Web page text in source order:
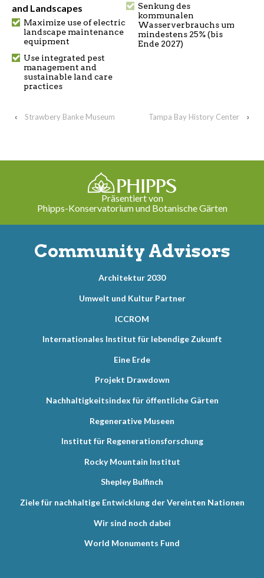
and Landscapes
Maximize use of electric
landscape maintenance
equipment
Use integrated pest
management and
sustainable land care
practices
Senkung des
kommunalen
Wasserverbrauchs um
mindestens 25% (bis
Ende 2027)
‹ Strawbery Banke Museum Tampa Bay History Center ›
Präsentiert von
Phipps-Konservatorium und Botanische Gärten
Community Advisors
Architektur 2030
Umwelt und Kultur Partner
ICCROM
Internationales Institut für lebendige Zukunft
Eine Erde
Projekt Drawdown
Nachhaltigkeitsindex für öffentliche Gärten
Regenerative Museen
Institut für Regenerationsforschung
Rocky Mountain Institut
Shepley Bulfinch
Ziele für nachhaltige Entwicklung der Vereinten Nationen
Wir sind noch dabei
World Monuments Fund